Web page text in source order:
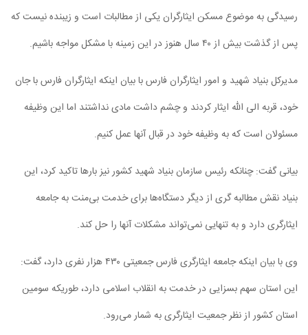
رسیدگی به موضوع مسکن ایثارگران یکی از مطالبات است و زیبنده نیست که
پس از گذشت بیش از ۴۰ سال هنوز در این زمینه با مشکل مواجه باشیم.
مدیرکل بنیاد شهید و امور ایثارگران فارس با بیان اینکه ایثارگران فارس با جان
خود، قربه الی الله ایثار کردند و چشم داشت مادی نداشتند اما این وظیفه
مسئولان است که به وظیفه خود در قبال آنها عمل کنیم.
بیانی گفت: چنانکه رئیس سازمان بنیاد شهید کشور نیز بارها تاکید کرد، این
بنیاد نقش مطالبه گری از دیگر دستگاه‌ها برای خدمت بی‌منت به جامعه
ایثارگری دارد و به تنهایی نمی‌تواند مشکلات آنها را حل کند.
وی با بیان اینکه جامعه ایثارگری فارس جمعیتی ۴۳۰ هزار نفری دارد، گفت:
این استان سهم بسزایی در خدمت به انقلاب اسلامی دارد، طوریکه سومین
استان کشور از نظر جمعیت ایثارگری به شمار می‌رود.